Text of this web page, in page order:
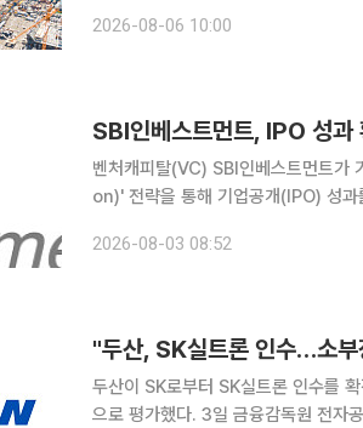
로 한화오션 등 5곳을 신규 선정하고
2026-08-06 10:00
SBI인베스트먼트, IPO 성
벤처캐피탈(VC) SBI인베스트먼트가
on)' 전략을 통해 기업공개(IPO) 성과를 확대하고 있다. 3일 한국
한, 폴더블 디스플레이 및 차량용 유
2026-08-03 08:52
"두산, SK실트론 인수…소부
두산이 SK로부터 SK실트론 인수를
으로 평가했다. 3일 금융감독원 전자공시시스템에 따르면 두산은 SK로부터 SK실트론 지분